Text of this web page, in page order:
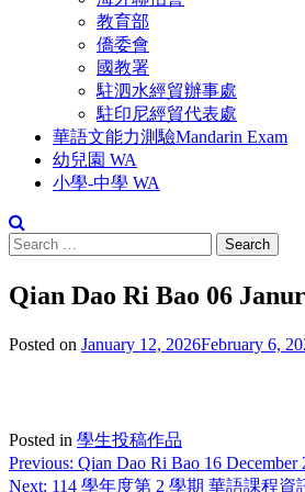
教育部
僑委會
國教署
駐泗水經貿辦事處
駐印尼經貿代表處
華語文能力測驗Mandarin Exam
幼兒園 WA
小學-中學 WA
Qian Dao Ri Bao 06
Posted on January 12, 2026February 6,
Posted in 學生投稿作品
Previous: Qian Dao Ri Bao 16
Next: 114 學年度第 2 學期 華語課程資